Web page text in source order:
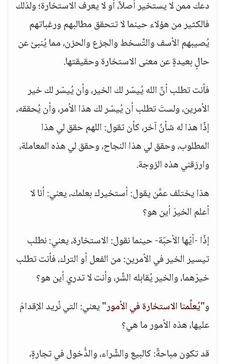
دعك ممن لا يستخير أصلاً، أو لا يعرف الاستخارة؛ ولذلك
فالكثير من هؤلاء حينما لا تتحقق مطالبهم ورغباتهم
يُصيبهم الأسف والتَّسخط والجزع والحزن، مما يُنبئ عن
حالٍ بعيدةٍ عن معنى الاستخارة وحقيقتها.
فأنت تطلب أنَّ الله يُيسّر لك الخير، وأن يُيسّر لك خير
الأمرين، ولستَ تطلب أن يُيسّر لك هذا الأمر، وأن يُحققه،
إذًا هذا له شأنٌ آخر، كأن تقول: اللهم حقق لي هذا
المطلوب، وحقق لي هذا النجاح، وحقق لي هذه المعاملة،
وارزقني هذه الزوجة.
هذا يختلف عمَّن يقول: أستخيرك بعلمك، يعني: أنا لا
أعلم الخيرَ أين هو؟
إذًا -أيّها الأحبّة- حينما نقول: الاستخارة، يعني: نطلب
تيسير الخير في الأمرين: من الفعل أو الترك، فأنت تطلب
خيرَهما، والخير يُقابله الشَّر، وأنت لا تدري أين هو؟
و"يُعلِّمنا الاستخارة في الأمور"يعني: التي نُريد الإقدامَ
عليها، هذه الأمور ما هي؟
قد تكون مباحةً: كالبيع والشِّراء، والدُّخول في تجارةٍ،